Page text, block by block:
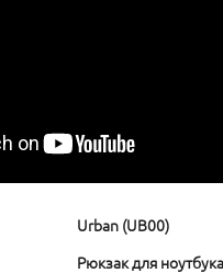
Urban (UB00)
Рюкзак для ноутбука